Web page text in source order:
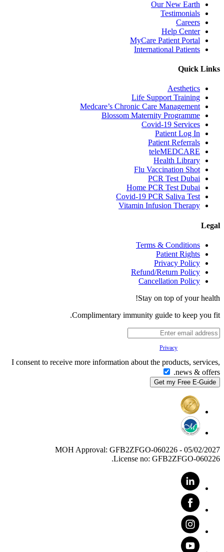
Our New Earth
Testimonials
Careers
Help Center
MyCare Patient Portal
International Patients
Quick Links
Aesthetics
Life Support Training
Medcare’s Chronic Care Management
Blossom Maternity Programme
Covid-19 Services
Patient Log In
Patient Referrals
teleMEDCARE
Health Library
Flu Vaccination Shot
PCR Test Dubai
Home PCR Test Dubai
Covid-19 PCR Saliva Test
Vitamin Infusion Therapy
Legal
Terms & Conditions
Patient Rights
Privacy Policy
Refund/Return Policy
Cancellation Policy
Stay on top of your health!
Complimentary immunity guide to keep you fit.
Privacy
I consent to receive more information about the products, services,
news & offers.
MOH Approval: GFB2ZFGO-060226 - 05/02/2027
License no: GFB2ZFGO-060226.